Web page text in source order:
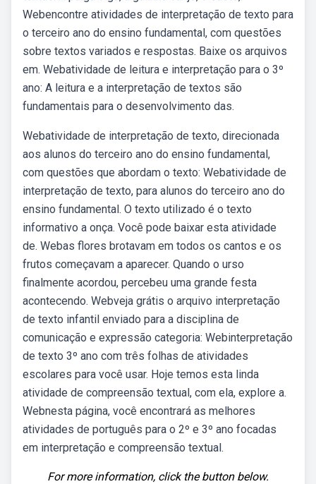
Webencontre atividades de interpretação de texto para
o terceiro ano do ensino fundamental, com questões
sobre textos variados e respostas. Baixe os arquivos
em. Webatividade de leitura e interpretação para o 3º
ano: A leitura e a interpretação de textos são
fundamentais para o desenvolvimento das.
Webatividade de interpretação de texto, direcionada
aos alunos do terceiro ano do ensino fundamental,
com questões que abordam o texto: Webatividade de
interpretação de texto, para alunos do terceiro ano do
ensino fundamental. O texto utilizado é o texto
informativo a onça. Você pode baixar esta atividade
de. Webas flores brotavam em todos os cantos e os
frutos começavam a aparecer. Quando o urso
finalmente acordou, percebeu uma grande festa
acontecendo. Webveja grátis o arquivo interpretação
de texto infantil enviado para a disciplina de
comunicação e expressão categoria: Webinterpretação
de texto 3º ano com três folhas de atividades
escolares para você usar. Hoje temos esta linda
atividade de compreensão textual, com ela, explore a.
Webnesta página, você encontrará as melhores
atividades de português para o 2º e 3º ano focadas
em interpretação e compreensão textual.
For more information, click the button below.